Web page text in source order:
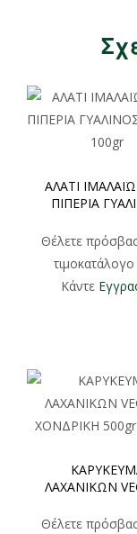
ΑΛΑΤΙ
ΠΙΠΕΡΙΑ
Θέλετε
τιμοκατάλογο
Κάντε
ΛΑΧΑΝΙΚΩΝ
1000gr
Θέλετε